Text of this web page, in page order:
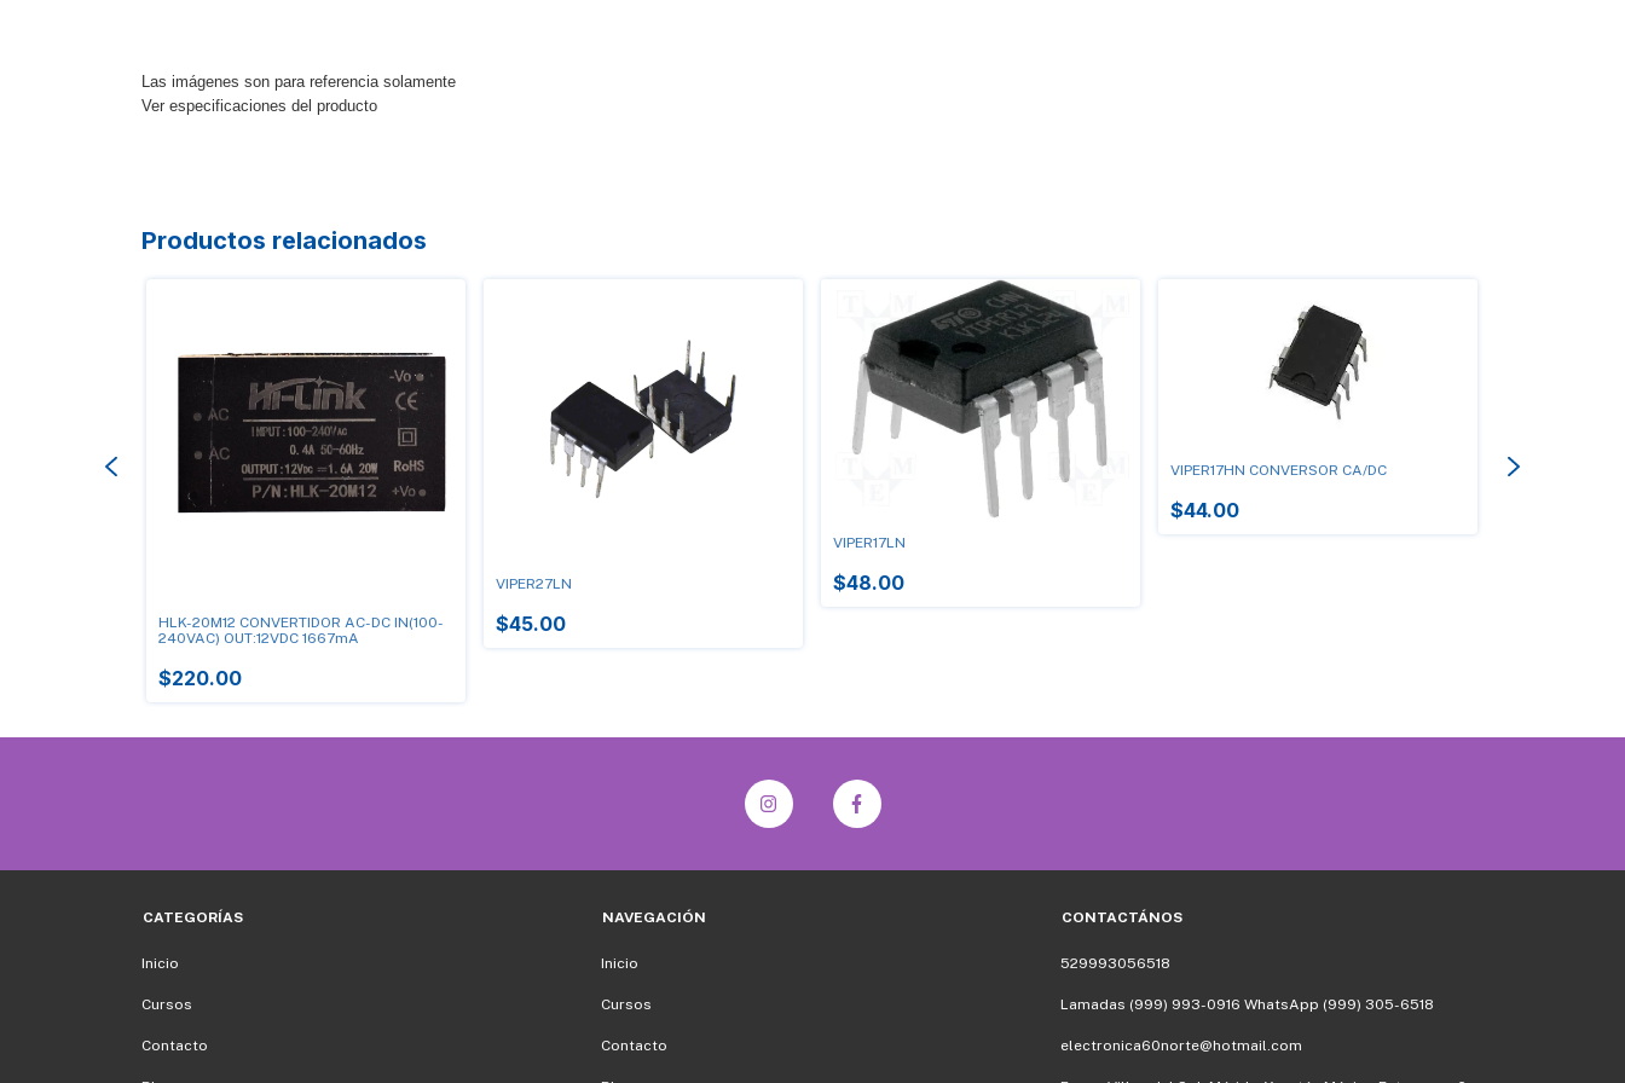
Las imágenes son para referencia solamente
Ver especificaciones del producto
Productos relacionados
HLK-20M12 CONVERTIDOR AC-DC IN(100-
240VAC) OUT:12VDC 1667mA
$220.00
VIPER27LN
$45.00
VIPER17LN
$48.00
VIPER17HN CONVERSOR CA/DC
$44.00
CATEGORÍAS
Inicio
Cursos
Contacto
NAVEGACIÓN
Inicio
Cursos
Contacto
CONTACTÁNOS
529993056518
Lamadas (999) 993-0916 WhatsApp (999) 305-6518
electronica60norte@hotmail.com